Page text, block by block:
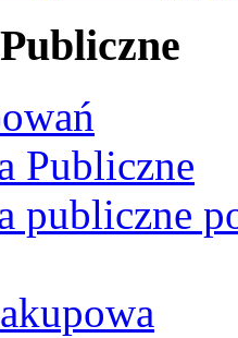
Publiczne
publiczne